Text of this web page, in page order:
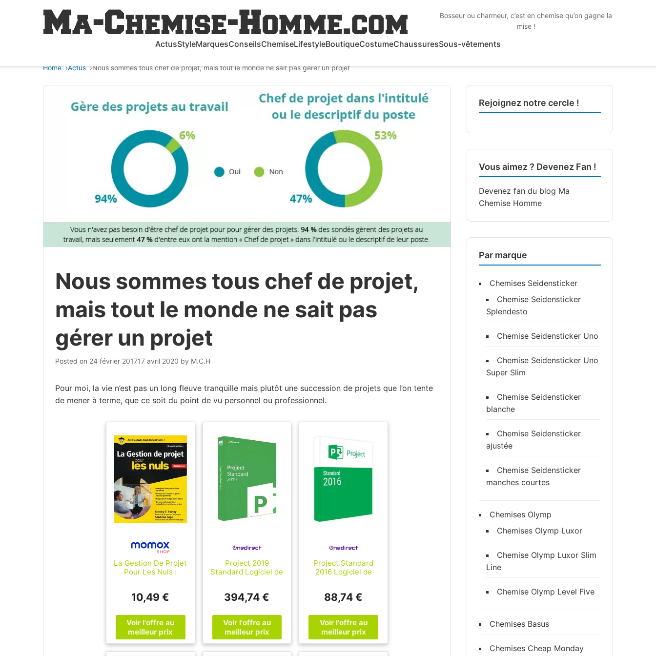
Bosseur ou charmeur, c’est en chemise qu’on gagne la
mise !
ActusStyleMarquesConseilsChemiseLifestyleBoutiqueCostumeChaussuresSous-vêtements
Home Actus Nous sommes tous chef de projet, mais tout le monde ne sait pas gérer un projet
Nous sommes tous chef de projet,
mais tout le monde ne sait pas
gérer un projet
Posted on 24 février 201717 avril 2020 by M.C.H
Pour moi, la vie n’est pas un long fleuve tranquille mais plutôt une succession de projets que l’on tente
de mener à terme, que ce soit du point de vu personnel ou professionnel.
La Gestion De Projet
Pour Les Nuls :
10,49 €
Project 2019
Standard Logiciel de
2019 Standard
planifier, organiser
et suivre
394,74 €
Project Standard
2016 Logiciel de
Standard 2016
organiser et suivre
efficacement
88,74 €
Rejoignez notre cercle !
Vous aimez ? Devenez Fan !
Devenez fan du blog Ma
Chemise Homme
Par marque
Chemises Seidensticker
Chemise Seidensticker
Splendesto
Chemise Seidensticker Uno
Chemise Seidensticker Uno
Super Slim
Chemise Seidensticker
blanche
Chemise Seidensticker
ajustée
Chemise Seidensticker
manches courtes
Chemises Olymp
Chemises Olymp Luxor
Chemise Olymp Luxor Slim
Line
Chemise Olymp Level Five
Chemises Basus
Chemises Cheap Monday